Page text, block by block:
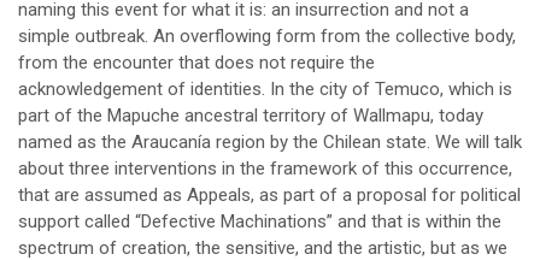
naming this event for what it is: an insurrection and not a
simple outbreak. An overflowing form from the collective body,
from the encounter that does not require the
acknowledgement of identities. In the city of Temuco, which is
part of the Mapuche ancestral territory of Wallmapu, today
named as the Araucanía region by the Chilean state. We will talk
about three interventions in the framework of this occurrence,
that are assumed as Appeals, as part of a proposal for political
support called “Defective Machinations” and that is within the
spectrum of creation, the sensitive, and the artistic, but as we